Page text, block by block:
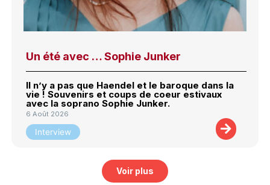
Un été avec … Sophie Junker
Il n’y a pas que Haendel et le baroque dans la
vie ! Souvenirs et coups de coeur estivaux
avec la soprano Sophie Junker.
6 Août 2026
Interview
Voir plus